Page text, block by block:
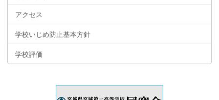
アクセス
学校いじめ防止基本方針
学校評価